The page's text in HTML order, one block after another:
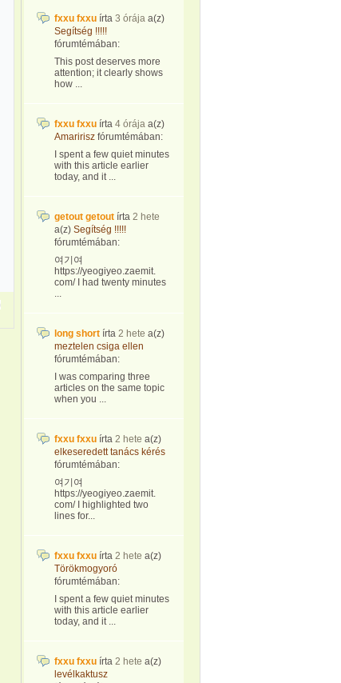
fxxu fxxu írta 3 órája a(z)
Segítség !!!!!
fórumtémában:
This post deserves more
attention; it clearly shows
how ...
fxxu fxxu írta 4 órája a(z)
Amaririsz fórumtémában:
I spent a few quiet minutes
with this article earlier
today, and it ...
getout getout írta 2 hete
a(z) Segítség !!!!!
fórumtémában:
여기여
https://yeogiyeo.zaemit.
com/ I had twenty minutes
...
long short írta 2 hete a(z)
meztelen csiga ellen
fórumtémában:
I was comparing three
articles on the same topic
when you ...
fxxu fxxu írta 2 hete a(z)
elkeseredett tanács kérés
fórumtémában:
여기여
https://yeogiyeo.zaemit.
com/ I highlighted two
lines for...
fxxu fxxu írta 2 hete a(z)
Törökmogyoró
fórumtémában:
I spent a few quiet minutes
with this article earlier
today, and it ...
fxxu fxxu írta 2 hete a(z)
levélkaktusz